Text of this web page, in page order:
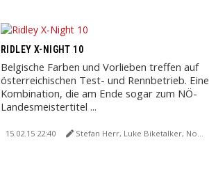
RIDLEY X-NIGHT 10
Belgische Farben und Vorlieben treffen auf
österreichischen Test- und Rennbetrieb. Eine
Kombination, die am Ende sogar zum NÖ-
Landesmeistertitel ...
15.02.15 22:40 Stefan Herr, Luke Biketalker, NoMan